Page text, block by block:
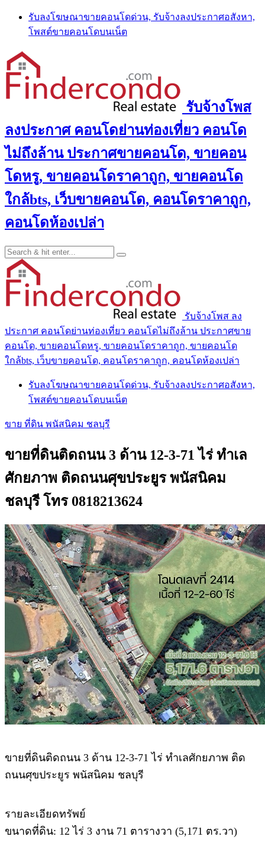
Skip
content
รับลงโฆษณาขายคอนโดด่วน, รับจ้างลงประกาศอสังหา,
โพสต์ขายคอนโดบนเน็ต
รับจ้างโพส
ลงประกาศ คอนโดย่านท่องเที่ยว คอนโด
ไม่ถึงล้าน ประกาศขายคอนโด, ขายคอน
โดหรู, ขายคอนโดราคาถูก, ขายคอนโด
ใกล้bts, เว็บขายคอนโด, คอนโดราคาถูก,
คอนโดห้องเปล่า
รับจ้างโพส ลง
ประกาศ คอนโดย่านท่องเที่ยว คอนโดไม่ถึงล้าน ประกาศขาย
คอนโด, ขายคอนโดหรู, ขายคอนโดราคาถูก, ขายคอนโด
ใกล้bts, เว็บขายคอนโด, คอนโดราคาถูก, คอนโดห้องเปล่า
รับลงโฆษณาขายคอนโดด่วน, รับจ้างลงประกาศอสังหา,
โพสต์ขายคอนโดบนเน็ต
ขาย ที่ดิน พนัสนิคม ชลบุรี
ขายที่ดินติดถนน 3 ด้าน 12-3-71 ไร่ ทำเล
ศักยภาพ ติดถนนศุขประยูร พนัสนิคม
ชลบุรี โทร 0818213624
ขายที่ดินติดถนน 3 ด้าน 12-3-71 ไร่ ทำเลศักยภาพ ติด
ถนนศุขประยูร พนัสนิคม ชลบุรี
รายละเอียดทรัพย์
ขนาดที่ดิน: 12 ไร่ 3 งาน 71 ตารางวา (5,171 ตร.วา)